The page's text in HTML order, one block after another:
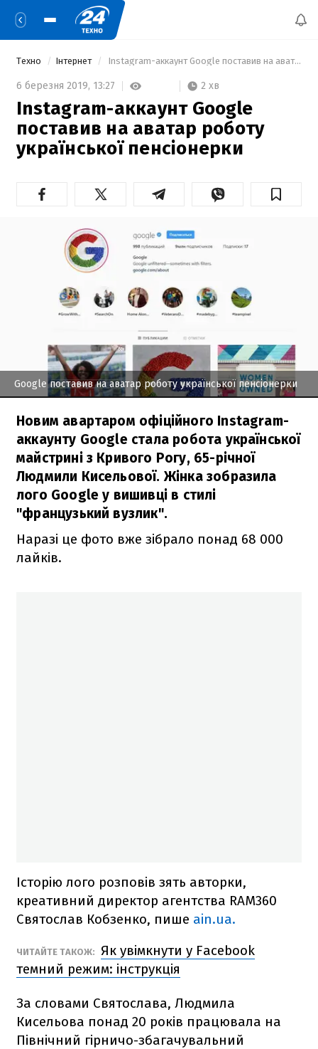
Техно Інтернет Instagram-аккаунт Google поставив на аватар роботу української пенсіонерки
6 березня 2019, 13:27 2 хв
Instagram-аккаунт Google
поставив на аватар роботу
української пенсіонерки
Google поставив на аватар роботу української пенсіонерки
Новим авартаром офіційного Instagram-
аккаунту Google стала робота української
майстрині з Кривого Рогу, 65-річної
Людмили Кисельової. Жінка зобразила
лого Google у вишивці в стилі
"французький вузлик".
Наразі це фото вже зібрало понад 68 000
лайків.
Історію лого розповів зять авторки,
креативний директор агентства RAM360
Святослав Кобзенко, пише ain.ua.
ЧИТАЙТЕ ТАКОЖ:
Як увімкнути у Facebook
темний режим: інструкція
За словами Святослава, Людмила
Кисельова понад 20 років працювала на
Північний гірничо-збагачувальний